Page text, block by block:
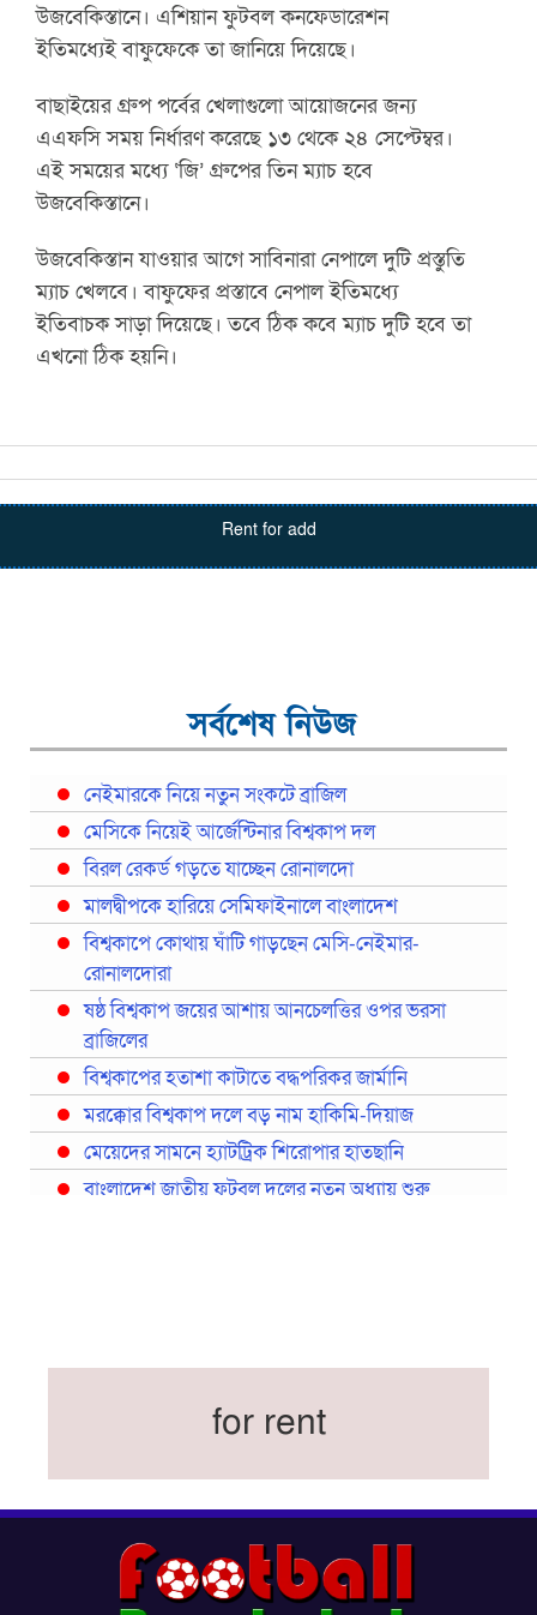
উজবেকিস্তানে। এশিয়ান ফুটবল কনফেডারেশন
ইতিমধ্যেই বাফুফেকে তা জানিয়ে দিয়েছে।
বাছাইয়ের গ্রুপ পর্বের খেলাগুলো আয়োজনের জন্য
এএফসি সময় নির্ধারণ করেছে ১৩ থেকে ২৪ সেপ্টেম্বর।
এই সময়ের মধ্যে ‘জি’ গ্রুপের তিন ম্যাচ হবে
উজবেকিস্তানে।
উজবেকিস্তান যাওয়ার আগে সাবিনারা নেপালে দুটি প্রস্তুতি
ম্যাচ খেলবে। বাফুফের প্রস্তাবে নেপাল ইতিমধ্যে
ইতিবাচক সাড়া দিয়েছে। তবে ঠিক কবে ম্যাচ দুটি হবে তা
এখনো ঠিক হয়নি।
Rent for add
সর্বশেষ নিউজ
নেইমারকে নিয়ে নতুন সংকটে ব্রাজিল
মেসিকে নিয়েই আর্জেন্টিনার বিশ্বকাপ দল
বিরল রেকর্ড গড়তে যাচ্ছেন রোনালদো
মালদ্বীপকে হারিয়ে সেমিফাইনালে বাংলাদেশ
বিশ্বকাপে কোথায় ঘাঁটি গাড়ছেন মেসি-নেইমার-
রোনালদোরা
ষষ্ঠ বিশ্বকাপ জয়ের আশায় আনচেলত্তির ওপর ভরসা
ব্রাজিলের
বিশ্বকাপের হতাশা কাটাতে বদ্ধপরিকর জার্মানি
মরক্কোর বিশ্বকাপ দলে বড় নাম হাকিমি-দিয়াজ
মেয়েদের সামনে হ্যাটট্রিক শিরোপার হাতছানি
বাংলাদেশ জাতীয় ফুটবল দলের নতুন অধ্যায় শুরু
সরিয়ে নিয়েছে ইরান
বর্ষসেরা ক্রীড়াবিদ ও পপুলার চয়েজসহ ফুটবলার হামজা
ব্রাজিলের বিশ্বকাপ দলে নেইমার, জল্পনার অবসান
ইতিহাস গড়ার অপেক্ষায় রোনালদো!
ফেডারেশন কাপ: আজকের ফাইনাল বুধবার
for rent